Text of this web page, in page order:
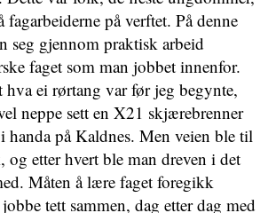
fagarbeiderne på verftet. På denne
seg gjennom praktisk arbeid
faget som man jobbet innenfor.
hva ei rørtang var før jeg begynte,
neppe sett en X21 skjærebrenner
på Kaldnes. Men veien ble til
og etter hvert ble man dreven i det
Måten å lære faget foregikk
tett sammen, dag etter dag med